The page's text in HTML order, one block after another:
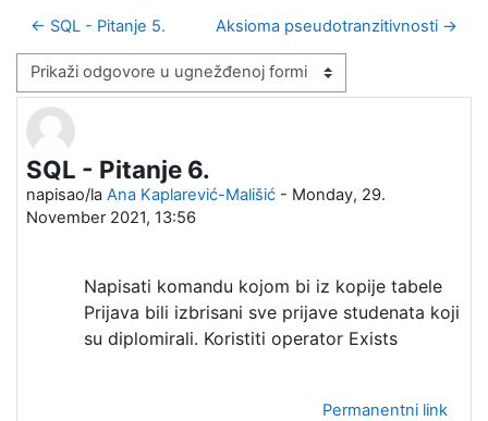
← SQL - Pitanje 5. Aksioma pseudotranzitivnosti →
Način prikazivanja
SQL - Pitanje 6.
napisao/la Ana Kaplarević-Mališić - Monday, 29.
November 2021, 13:56
Broj odgovora: 2
Napisati komandu kojom bi iz kopije tabele
Prijava bili izbrisani sve prijave studenata koji
su diplomirali. Koristiti operator Exists
Permanentni link